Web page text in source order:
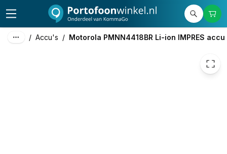
/ Accu's / Motorola PMNN4418BR Li-ion IMPRES accu
110,00 excl. btw
133,10 incl. btw